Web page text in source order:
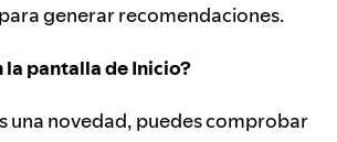
generar recomendaciones.
la pantalla de Inicio?
una novedad, puedes comprobar